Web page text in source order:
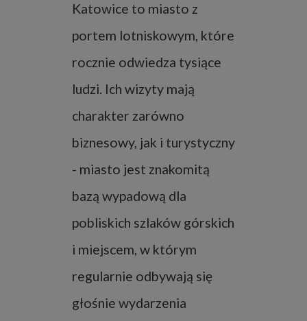
Katowice to miasto z
portem lotniskowym, które
rocznie odwiedza tysiące
ludzi. Ich wizyty mają
charakter zarówno
biznesowy, jak i turystyczny
- miasto jest znakomitą
bazą wypadową dla
pobliskich szlaków górskich
i miejscem, w którym
regularnie odbywają się
głośnie wydarzenia